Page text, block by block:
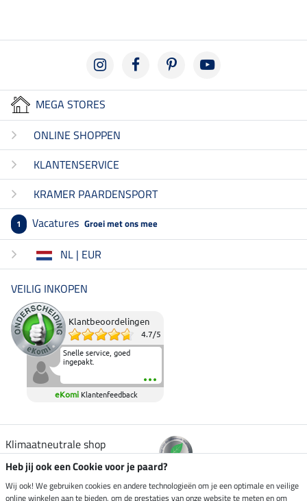
MEGA STORES
ONLINE SHOPPEN
KLANTENSERVICE
KRAMER PAARDENSPORT
1 Vacatures Groei met ons mee
NL | EUR
VEILIG INKOPEN
Klantbeoordelingen
4.7/5
Snelle service, goed
ingepakt.
eKomi Klantenfeedback
Klimaatneutrale shop
Verzending per
Heb jij ook een Cookie voor je paard?
Wij ook! We gebruiken cookies en andere technologieën om je een optimale en veilige
online winkelen aan te bieden, om de prestaties van onze website te meten en om